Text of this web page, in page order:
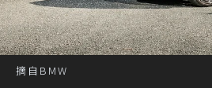
摘自BMW